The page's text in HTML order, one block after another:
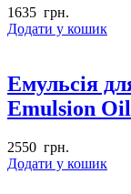
1635 грн.
Додати у кошик
Емульсія
Emulsion Oil
2550 грн.
Додати у кошик